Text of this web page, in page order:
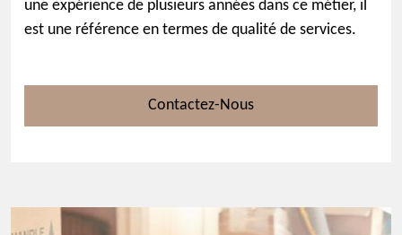
une expérience de plusieurs années dans ce métier, il
est une référence en termes de qualité de services.
Contactez-Nous